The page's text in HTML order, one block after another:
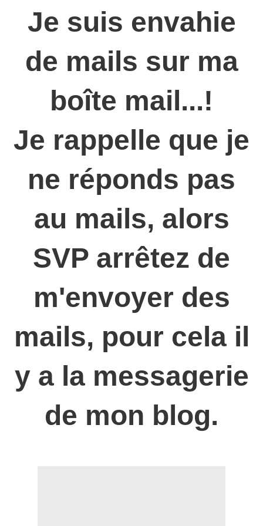
Je suis envahie
de mails sur ma
boîte mail...!
Je rappelle que je
ne réponds pas
au mails, alors
SVP arrêtez de
m'envoyer des
mails, pour cela il
y a la messagerie
de mon blog.